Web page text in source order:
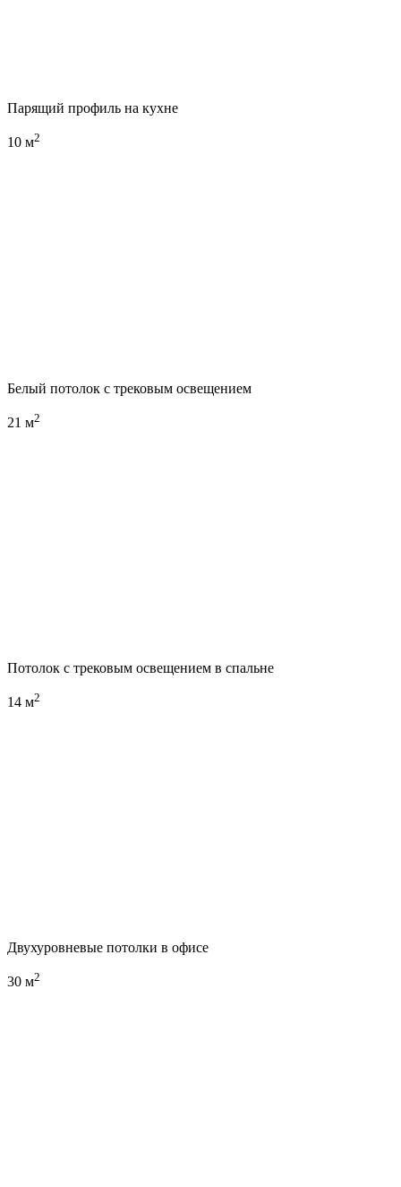
Парящий профиль на кухне
10 м2
Белый потолок с трековым освещением
21 м2
Потолок с трековым освещением в спальне
14 м2
Двухуровневые потолки в офисе
30 м2